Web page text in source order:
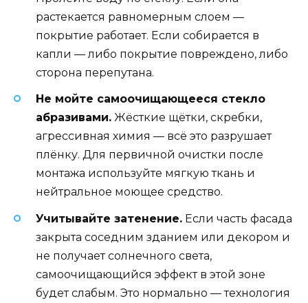
растекается равномерным слоем —
покрытие работает. Если собирается в
капли — либо покрытие повреждено, либо
сторона перепутана.
Не мойте самоочищающееся стекло
абразивами. Жёсткие щётки, скребки,
агрессивная химия — всё это разрушает
плёнку. Для первичной очистки после
монтажа используйте мягкую ткань и
нейтральное моющее средство.
Учитывайте затенение. Если часть фасада
закрыта соседним зданием или декором и
не получает солнечного света,
самоочищающийся эффект в этой зоне
будет слабым. Это нормально — технология